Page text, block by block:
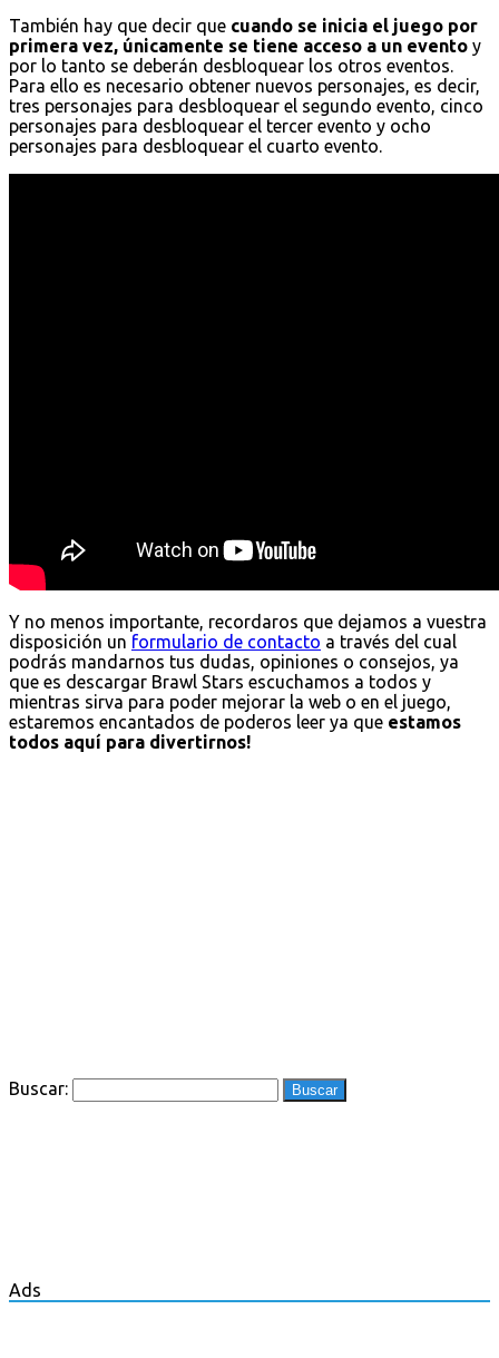
También hay que decir que cuando se inicia el juego por
primera vez, únicamente se tiene acceso a un evento y
por lo tanto se deberán desbloquear los otros eventos.
Para ello es necesario obtener nuevos personajes, es decir,
tres personajes para desbloquear el segundo evento, cinco
personajes para desbloquear el tercer evento y ocho
personajes para desbloquear el cuarto evento.
Y no menos importante, recordaros que dejamos a vuestra
disposición un formulario de contacto a través del cual
podrás mandarnos tus dudas, opiniones o consejos, ya
que es descargar Brawl Stars escuchamos a todos y
mientras sirva para poder mejorar la web o en el juego,
estaremos encantados de poderos leer ya que estamos
todos aquí para divertirnos!
Buscar:
Ads